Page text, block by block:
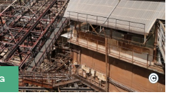
der Völklinger Hütte mit
Völklinger Hütte | Karl
©